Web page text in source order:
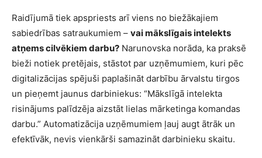
Raidījumā tiek apspriests arī viens no biežākajiem
sabiedrības satraukumiem – vai mākslīgais intelekts
atņems cilvēkiem darbu? Narunovska norāda, ka praksē
bieži notiek pretējais, stāstot par uzņēmumiem, kuri pēc
digitalizācijas spējuši paplašināt darbību ārvalstu tirgos
un pieņemt jaunus darbiniekus: “Mākslīgā intelekta
risinājums palīdzēja aizstāt lielas mārketinga komandas
darbu.” Automatizācija uzņēmumiem ļauj augt ātrāk un
efektīvāk, nevis vienkārši samazināt darbinieku skaitu.